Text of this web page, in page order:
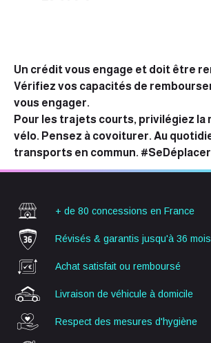
Un crédit vous engage et doit être
Vérifiez vos capacités de
vous engager.
Pour les trajets courts, privilégiez la
vélo. Pensez à covoiturer. Au
transports en commun.
+ de 80 concessions en France
Révisés & garantis jusqu'à 36 mois
Achat satisfait ou remboursé
Livraison de véhicule à domicile
Respect des mesures d'hygiène